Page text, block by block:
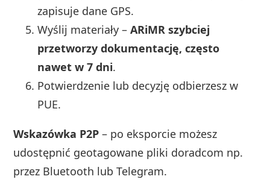
zapisuje dane GPS.
Wyślij materiały –ARiMR szybciej
przetworzy dokumentację, często
nawet w 7 dni.
Potwierdzenie lub decyzję odbierzesz w
PUE.
Wskazówka P2P – po eksporcie możesz
udostępnić geotagowane pliki doradcom np.
przez Bluetooth lub Telegram.